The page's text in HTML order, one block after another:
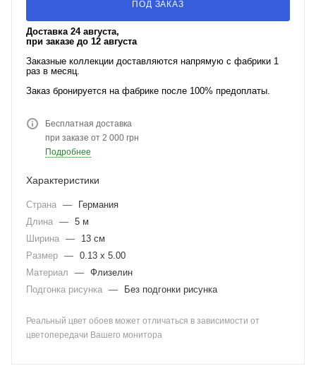
ПОД ЗАКАЗ
Доставка 24 августа,
при заказе до 12 августа
Заказные коллекции доставляются напрямую с фабрики 1
раз в месяц.
Заказ бронируется на фабрике после 100% предоплаты.
Бесплатная доставка
при заказе от 2 000 грн
Подробнее
Характеристики
Страна —
Германия
Длина — 5 м
Ширина —
13 см
Размер — 0.13 x 5.00
Материал
— Флизелин
Подгонка рисунка — Без подгонки рисунка
Реальный цвет обоев может отличаться в зависимости от
цветопередачи Вашего монитора